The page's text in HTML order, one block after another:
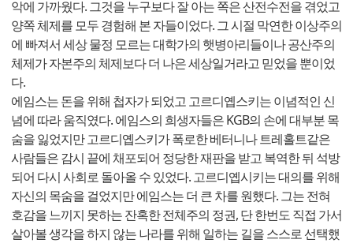
악에 가까웠다. 그것을 누구보다 잘 아는 쪽은 산전수전을 겪었고
양쪽 체제를 모두 경험해 본 자들이었다. 그 시절 막연한 이상주의
에 빠져서 세상 물정 모르는 대학가의 햇병아리들이나 공산주의
체제가 자본주의 체제보다 더 나은 세상일거라고 믿었을 뿐이었
다.
에임스는 돈을 위해 첩자가 되었고 고르디옙스키는 이념적인 신
념에 따라 움직였다. 에임스의 희생자들은 KGB의 손에 대부분 목
숨을 잃었지만 고르디옙스키가 폭로한 베터니나 트레홀트같은
사람들은 감시 끝에 채포되어 정당한 재판을 받고 복역한 뒤 석방
되어 다시 사회로 돌아올 수 있었다. 고르디옙시키는 대의를 위해
자신의 목숨을 걸었지만 에임스는 더 큰 차를 원했다. 그는 전혀
호감을 느끼지 못하는 잔혹한 전체주의 정권, 단 한번도 직접 가서
살아볼 생각을 하지 않는 나라를 위해 일하는 길을 스스로 선택했